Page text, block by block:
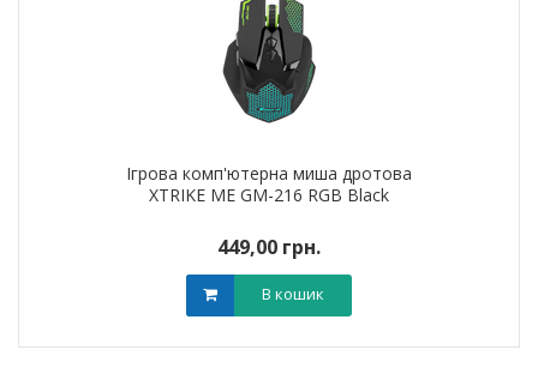
Ігрова комп'ютерна миша дротова
XTRIKE ME GM-216 RGB Black
449,00 грн.
В кошик